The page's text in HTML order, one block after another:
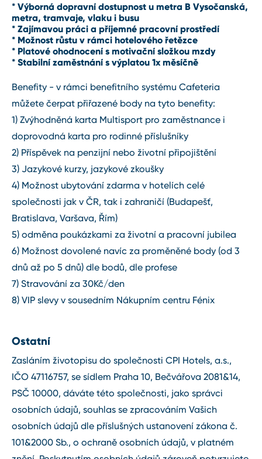
* Výborná dopravní dostupnost u metra B Vysočanská,
metra, tramvaje, vlaku i busu
* Zajímavou práci a příjemné pracovní prostředí
* Možnost růstu v rámci hotelového řetězce
* Platové ohodnocení s motivační složkou mzdy
* Stabilní zaměstnání s výplatou 1x měsíčně
Benefity - v rámci benefitního systému Cafeteria
můžete čerpat přiřazené body na tyto benefity:
1) Zvýhodněná karta Multisport pro zaměstnance i
doprovodná karta pro rodinné příslušníky
2) Příspěvek na penzijní nebo životní připojištění
3) Jazykové kurzy, jazykové zkoušky
4) Možnost ubytování zdarma v hotelích celé
společnosti jak v ČR, tak i zahraničí (Budapešť,
Bratislava, Varšava, Řím)
5) odměna poukázkami za životní a pracovní jubilea
6) Možnost dovolené navíc za proměněné body (od 3
dnů až po 5 dnů) dle bodů, dle profese
7) Stravování za 30Kč/den
8) VIP slevy v sousedním Nákupním centru Fénix
Ostatní
Zasláním životopisu do společnosti CPI Hotels, a.s.,
IČO 47116757, se sídlem Praha 10, Bečvářova 2081&14,
PSČ 10000, dáváte této společnosti, jako správci
osobních údajů, souhlas se zpracováním Vašich
osobních údajů dle příslušných ustanovení zákona č.
101&2000 Sb., o ochraně osobních údajů, v platném